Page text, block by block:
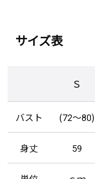
外に出て汗をかいて
のアンダーのゴムを
に体をしめつけなく
K.K さん（74才）
サイズ表
Ｓ
バスト (72～80)
身丈 59